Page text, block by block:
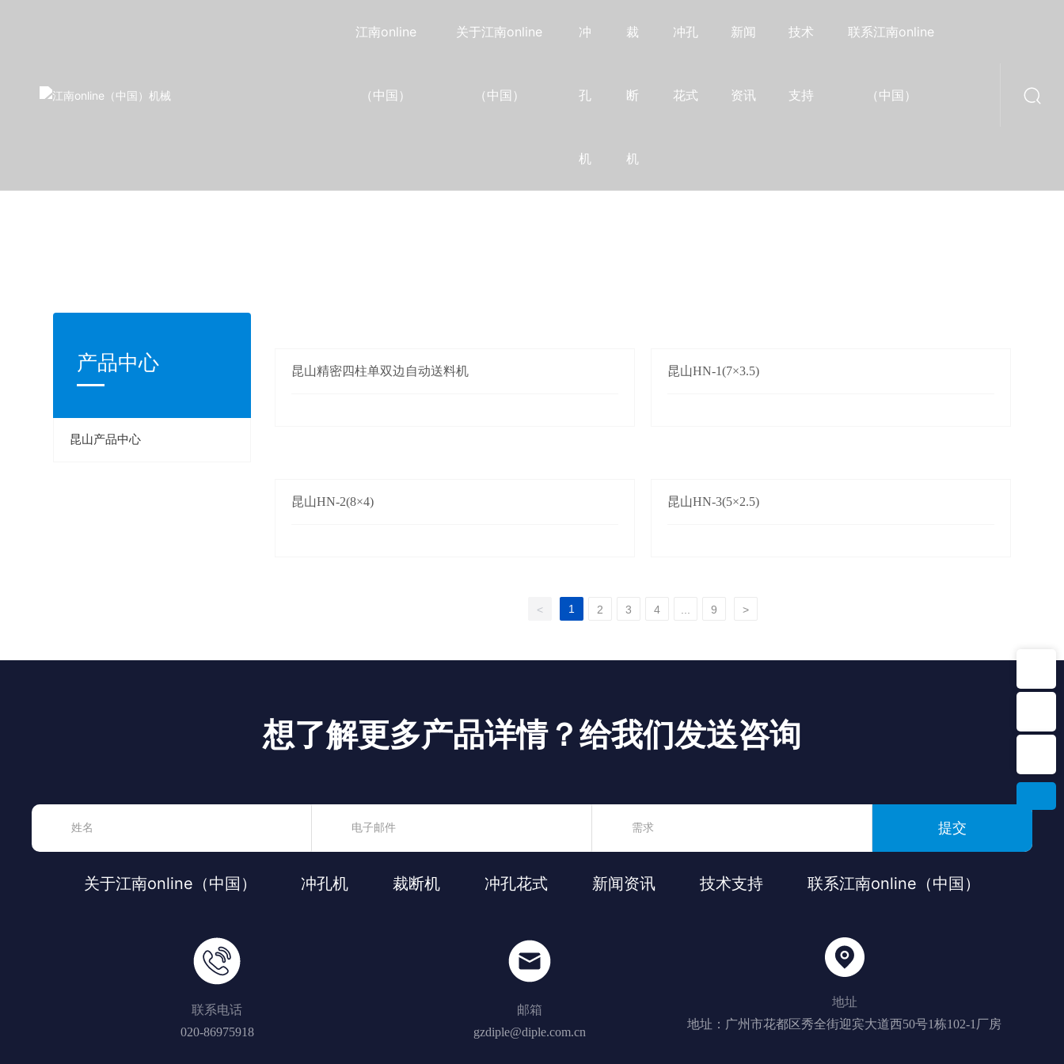
江南online
（中国）
关于江南online
（中国）
冲
孔
机
裁
断
机
冲孔
花式
新闻
资讯
技术
支持
联系江南online
（中国）
产品中心
昆山产品中心
昆山精密四柱单双边自动送料机 昆山HN-1(7×3.5)
昆山HN-2(8×4) 昆山HN-3(5×2.5)
< 1 2 3 4 9 >
想了解更多产品详情？给我们发送咨询
提交
关于江南online（中国） 冲孔机 裁断机 冲孔花式 新闻资讯 技术支持 联系江南online（中国）
联系电话
020-86975918
邮箱
gzdiple@diple.com.cn
地址
地址：广州市花都区秀全街迎宾大道西50号1栋102-1厂房